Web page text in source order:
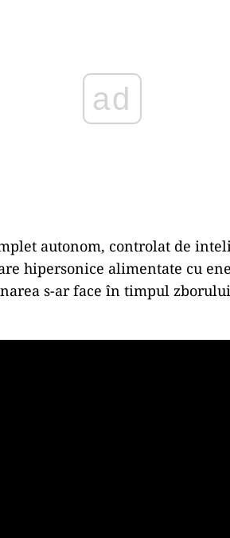
autonom, controlat de
hipersonice alimentate cu
s-ar face în timpul